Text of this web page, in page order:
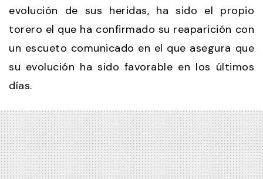
evolución de sus heridas, ha sido el propio
torero el que ha confirmado su reaparición con
un escueto comunicado en el que asegura que
su evolución ha sido favorable en los últimos
días.